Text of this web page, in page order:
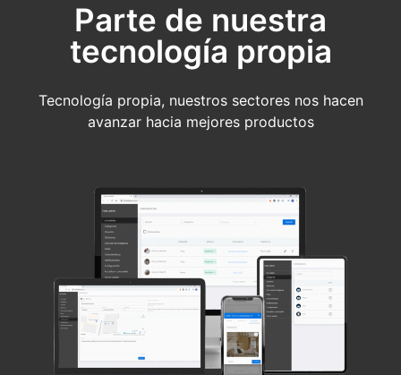
Parte de nuestra
tecnología propia
Tecnología propia, nuestros sectores nos hacen
avanzar hacia mejores productos